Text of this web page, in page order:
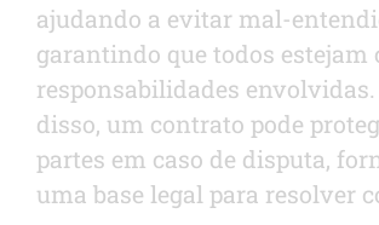
ajudando a evitar mal-
garantindo que todos estejam
responsabilidades
disso, um contrato pode
partes em caso de disputa,
uma base legal para resolver